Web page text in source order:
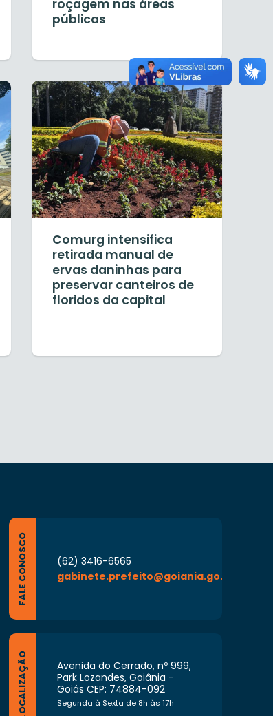
roçagem nas áreas
públicas
Comurg intensifica
retirada manual de
ervas daninhas para
preservar canteiros de
floridos da capital
FALE CONOSCO
(62) 3416-6565
gabinete.prefeito@goiania.go.gov.br
LOCALIZAÇÃO
Avenida do Cerrado, nº 999,
Park Lozandes, Goiânia -
Goiás CEP: 74884-092
Segunda à Sexta de 8h às 17h